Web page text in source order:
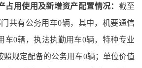
占用使用及新增资产配置情况： 截至
门共有公务用车0辆，其中，机要通信
车0辆，执法执勤用车0辆，特种专业
照规定配备的公务用车0辆；单位价值